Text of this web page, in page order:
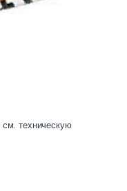
техническую